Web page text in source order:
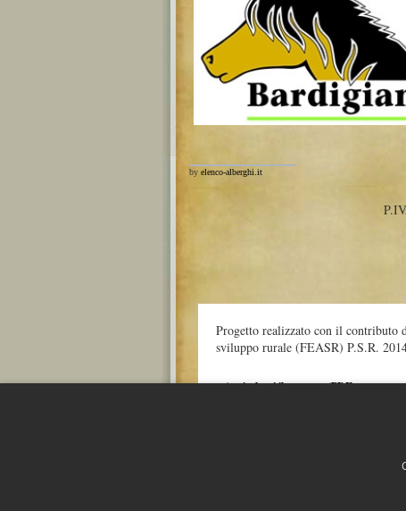
by elenco-alberghi.it
Progetto realizzato con il contributo
sviluppo rurale (FEASR) P.S.R.
» Apri e leggi il progetto (PDF)
http://europa.eu/legislation_summaries/